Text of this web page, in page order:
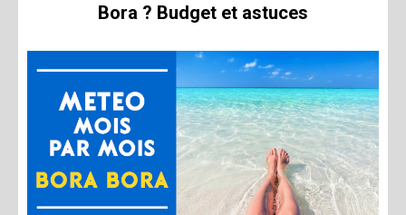
Bora ? Budget et astuces